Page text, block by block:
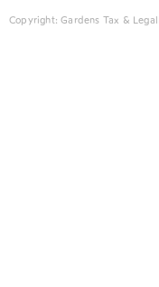
Copyright: Gardens Tax & Legal